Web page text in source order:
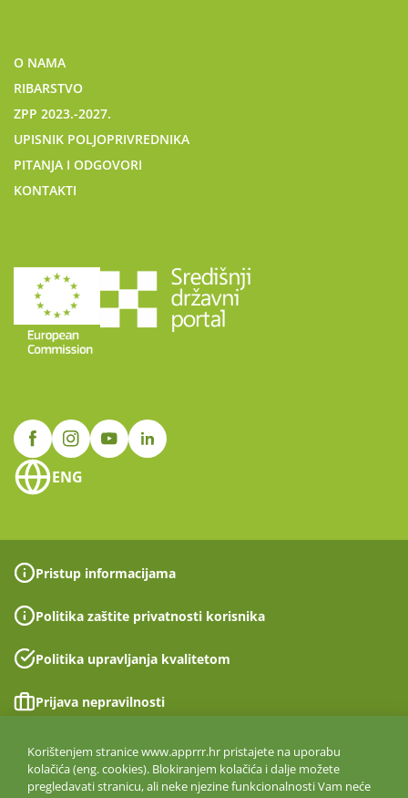
O NAMA
RIBARSTVO
ZPP 2023.-2027.
UPISNIK POLJOPRIVREDNIKA
PITANJA I ODGOVORI
KONTAKTI
ENG
Pristup informacijama
Politika zaštite privatnosti korisnika
Politika upravljanja kvalitetom
Prijava nepravilnosti
Izjava o pristupačnosti
Politika informacijske sigurnosti
Korištenjem stranice www.apprrr.hr pristajete na uporabu
kolačića (eng. cookies). Blokiranjem kolačića i dalje možete
pregledavati stranicu, ali neke njezine funkcionalnosti Vam neće